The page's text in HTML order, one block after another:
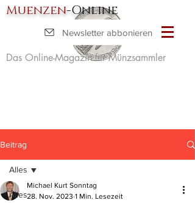
Muenzen-Online
Das Online-Magazin für Münzsammler
Newsletter abbonieren
Beitrag
Alles
Alles
Michael Kurt Sonntag
28. Nov. 2023 1 Min. Lesezeit